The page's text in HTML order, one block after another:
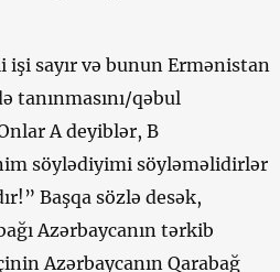
işi sayır və bunun Ermənistan
tanınmasını/qəbul
A deyiblər, B
söylədiyimi söyləməlidirlər
Başqa sözlə desək,
Azərbaycanın tərkib
Azərbaycanın Qarabağ